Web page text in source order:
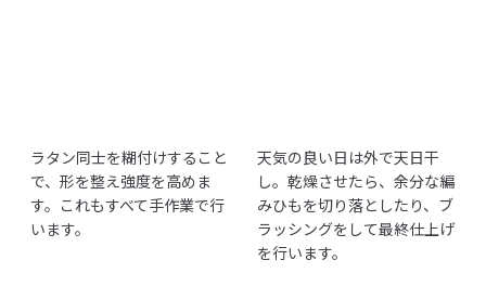
ラタン同士を糊付けすること
で、形を整え強度を高めま
す。これもすべて手作業で行
います。
天気の良い日は外で天日干
し。乾燥させたら、余分な編
みひもを切り落としたり、ブ
ラッシングをして最終仕上げ
を行います。